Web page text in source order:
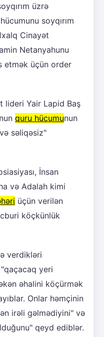
üzrə
soyqırım
Cinayət
Netanyahunu
etmək üçün order
lideri Yair Lapid Baş
quru hücumunun
səliqəsiz"
İnsan
və Adalah kimi
üçün verilən
köçkünlük
verdikləri
yeri
əhalini köçürmək
Onlar həmçinin
irəli gəlmədiyini" və
qeyd ediblər.